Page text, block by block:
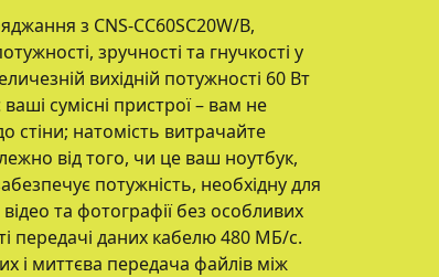
з CNS-CC60SC20W/B,
зручності та гнучкості у
вихідній потужності 60 Вт
сумісні пристрої – вам не
стіни; натомість витрачайте
від того, чи це ваш ноутбук,
потужність, необхідну для
та фотографії без особливих
передачі даних кабелю 480 МБ/с.
і миттєва передача файлів між